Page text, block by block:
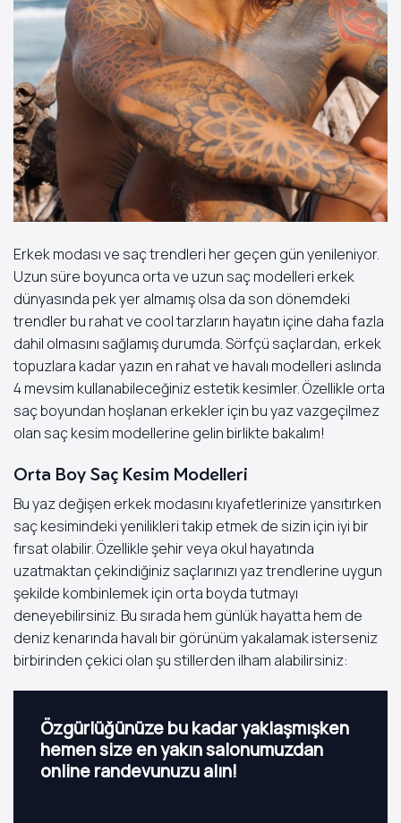
Erkek modası ve saç trendleri her geçen gün yenileniyor.
Uzun süre boyunca orta ve uzun saç modelleri erkek
dünyasında pek yer almamış olsa da son dönemdeki
trendler bu rahat ve cool tarzların hayatın içine daha fazla
dahil olmasını sağlamış durumda. Sörfçü saçlardan, erkek
topuzlara kadar yazın en rahat ve havalı modelleri aslında
4 mevsim kullanabileceğiniz estetik kesimler. Özellikle orta
saç boyundan hoşlanan erkekler için bu yaz vazgeçilmez
olan saç kesim modellerine gelin birlikte bakalım!
Orta Boy Saç Kesim Modelleri
Bu yaz değişen erkek modasını kıyafetlerinize yansıtırken
saç kesimindeki yenilikleri takip etmek de sizin için iyi bir
fırsat olabilir. Özellikle şehir veya okul hayatında
uzatmaktan çekindiğiniz saçlarınızı yaz trendlerine uygun
şekilde kombinlemek için orta boyda tutmayı
deneyebilirsiniz. Bu sırada hem günlük hayatta hem de
deniz kenarında havalı bir görünüm yakalamak isterseniz
birbirinden çekici olan şu stillerden ilham alabilirsiniz:
Özgürlüğünüze bu kadar yaklaşmışken
hemen size en yakın salonumuzdan
online randevunuzu alın!